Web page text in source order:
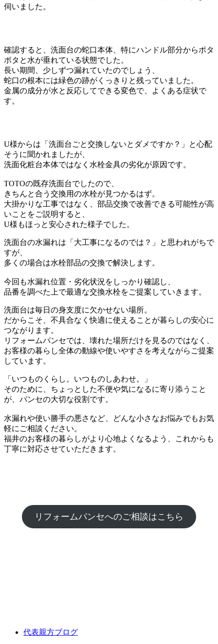
伺いました。
確認すると、洗面台の蛇口本体、特にハンドル部分からポタ
ポタと水が垂れている状態でした。
長い期間、少しずつ漏れていたのでしょう、
蛇口の根本には緑色の跡がくっきりと残っていました。
金属の成分が水と反応してできる変色で、よくある症状で
す。
U様からは「洗面台ごと交換しないとダメですか？」と心配
そうに聞かれましたが、
洗面化粧台本体ではなく水栓金具の劣化が原因です。
TOTOの既存洗面台でしたので、
きちんと合う交換用の水栓が見つかるはず。
大掛かりな工事ではなく、部品交換で改善できる可能性が高
いことをご説明すると、
U様もほっと安心された様子でした。
洗面台の水漏れは「大工事になるのでは？」と思われがちで
すが、
多くの場合は水栓部品の交換で解決します。
今回も水漏れ位置・劣化状況をしっかり確認し、
品番を調べた上で最適な交換水栓をご提案していきます。
洗面台は毎日の身支度に欠かせない場所。
だからこそ、不具合なく快適に使えることが暮らしの安心に
つながります。
リフォームパンセでは、壊れた場所だけを見るのではなく、
お客様の暮らし全体の動線や使いやすさを考えながらご提案
しています。
「いつものくらし。いつものしあわせ。」
そのために、ちょっとした不便や気になるに寄り添うこと
が、パンセの大切な役割です。
水漏れや使い勝手の悪さなど、どんな小さなお悩みでもお気
軽にご相談ください。
福井のお客様の暮らしがより心地よくなるよう、これからも
丁寧に対応させていただきます。
リフォームパンセへのご相談はこちら
代表親方ブログ